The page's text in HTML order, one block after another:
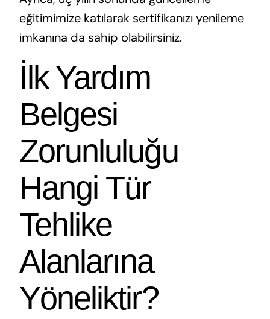
eğitimimize katılarak sertifikanızı yenileme
imkanına da sahip olabilirsiniz.
İlk Yardım
Belgesi
Zorunluluğu
Hangi Tür
Tehlike
Alanlarına
Yöneliktir?